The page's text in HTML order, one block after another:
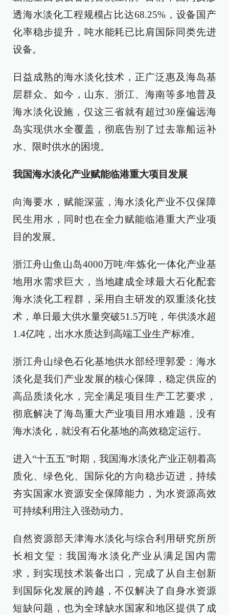
透海水淡化工程规模占比达68.25%，设备国产
化率稳步提升，吨水能耗已比肩国际同类先进
设备。
日益成熟的海水淡化技术，正广泛惠及海岛基
层群众。如今，山东、浙江、海南等多地普及
海水淡化设施，仅这三省就有超过30座偏远海
岛实现供水全覆盖，彻底告别了过去靠船运补
水、限时供水的困境。
我国海水淡化产业赋能临港重大项目发展
向海要水，赋能深蓝，海水淡化产业不仅保障
民生用水，同时也在全力赋能临港重大产业项
目的发展。
浙江舟山鱼山岛4000万吨/年炼化一体化产业基
地用水需求巨大，当地建成全球最大石化配套
海水淡化工程群，采用自主研发的双重淡化技
术，单日最大供水量突破51.5万吨，年供淡水超
1.4亿吨，出水水质达到高端工业生产标准。
浙江舟山绿色石化基地供水部经理郭爱：海水
淡化是我们产业发展的核心保障，稳定供应的
高品质淡化水，完全满足项目生产工艺要求，
彻底解决了海岛重大产业项目用水难题，没有
海水淡化，就没有石化基地的高效稳定运行。
进入“十五五”时期，我国海水淡化产业正朝着高
质化、绿色化、国际化的方向稳步迈进，持续
夯实国家水资源安全保障能力，为水资源高效
可持续利用注入强劲动力。
自然资源部天津海水淡化与综合利用研究所所
长相文玺：我国海水淡化产业从满足国内需
求，到实现技术装备出口，完成了从自主创新
到国际化发展的跨越，不仅解决了自身水资源
短缺问题，也为全球缺水国家和地区提供了成